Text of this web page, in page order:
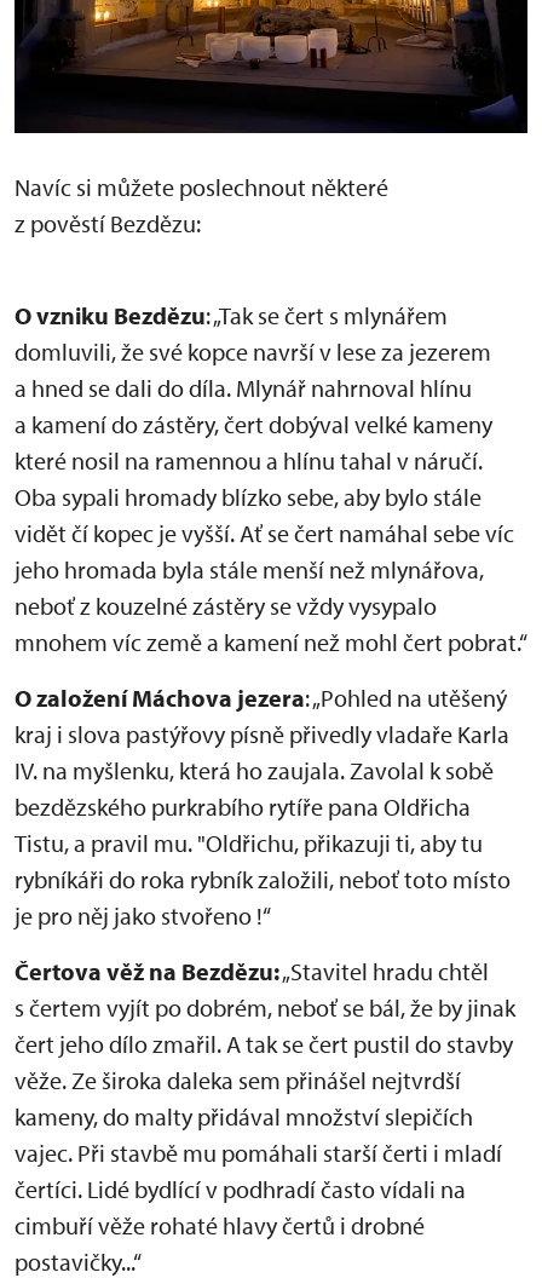
Navíc si můžete poslechnout některé
z pověstí Bezdězu:
O vzniku Bezdězu: „Tak se čert s mlynářem
domluvili, že své kopce navrší v lese za jezerem
a hned se dali do díla. Mlynář nahrnoval hlínu
a kamení do zástěry, čert dobýval velké kameny
které nosil na ramennou a hlínu tahal v náručí.
Oba sypali hromady blízko sebe, aby bylo stále
vidět čí kopec je vyšší. Ať se čert namáhal sebe víc
jeho hromada byla stále menší než mlynářova,
neboť z kouzelné zástěry se vždy vysypalo
mnohem víc země a kamení než mohl čert pobrat.“
O založení Máchova jezera: „Pohled na utěšený
kraj i slova pastýřovy písně přivedly vladaře Karla
IV. na myšlenku, která ho zaujala. Zavolal k sobě
bezdězského purkrabího rytíře pana Oldřicha
Tistu, a pravil mu. "Oldřichu, přikazuji ti, aby tu
rybníkáři do roka rybník založili, neboť toto místo
je pro něj jako stvořeno !“
Čertova věž na Bezdězu:„Stavitel hradu chtěl
s čertem vyjít po dobrém, neboť se bál, že by jinak
čert jeho dílo zmařil. A tak se čert pustil do stavby
věže. Ze široka daleka sem přinášel nejtvrdší
kameny, do malty přidával množství slepičích
vajec. Při stavbě mu pomáhali starší čerti i mladí
čertíci. Lidé bydlící v podhradí často vídali na
cimbuří věže rohaté hlavy čertů i drobné
postavičky...“